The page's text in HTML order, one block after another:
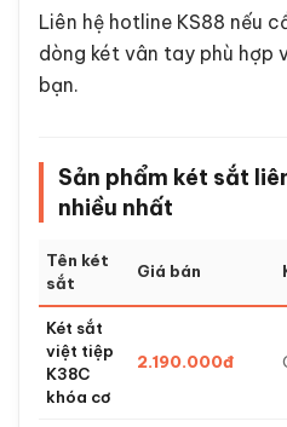
Liên hệ hotline KS88 nếu
dòng két vân tay phù hợp
bạn.
Sản phẩm két sắt
nhiều nhất
Tên két
sắt
Giá bán
Két sắt
việt tiệp
K38C
khóa cơ
2.190.000đ